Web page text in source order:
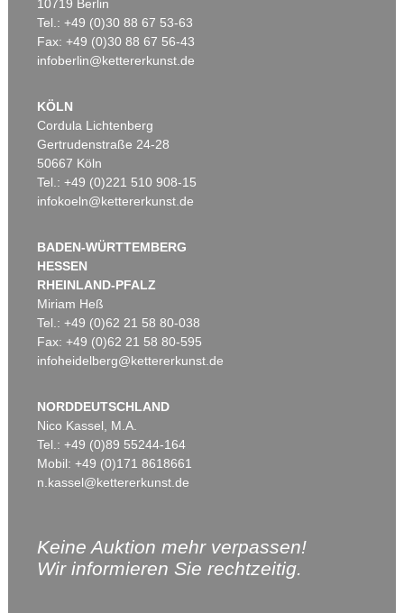
10719 Berlin
Tel.: +49 (0)30 88 67 53-63
Fax: +49 (0)30 88 67 56-43
infoberlin@kettererkunst.de
KÖLN
Cordula Lichtenberg
Gertrudenstraße 24-28
50667 Köln
Tel.: +49 (0)221 510 908-15
infokoeln@kettererkunst.de
BADEN-WÜRTTEMBERG
HESSEN
RHEINLAND-PFALZ
Miriam Heß
Tel.: +49 (0)62 21 58 80-038
Fax: +49 (0)62 21 58 80-595
infoheidelberg@kettererkunst.de
NORDDEUTSCHLAND
Nico Kassel, M.A.
Tel.: +49 (0)89 55244-164
Mobil: +49 (0)171 8618661
n.kassel@kettererkunst.de
Keine Auktion mehr verpassen!
Wir informieren Sie rechtzeitig.